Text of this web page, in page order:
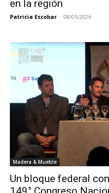
en la región
Patricia Escobar - 08/05/2026
Madera & Mueble
Un bloque federal